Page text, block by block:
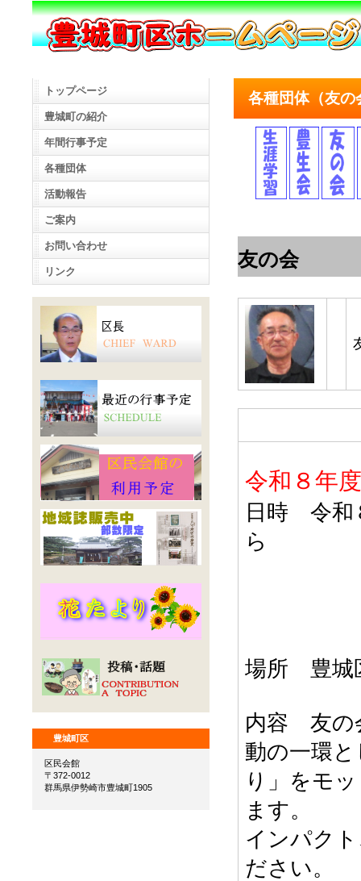
各種団体（友の
友の会
令和８年
日時 令和
ら
場所 豊
内容 友の
動の一環
り」をモ
ます。
インパク
ださい。
トップページ
豊城町の紹介
年間行事予定
各種団体
活動報告
ご案内
お問い合わせ
リンク
豊城町区
区民会館
〒372-0012
群馬県伊勢崎市豊城町1905